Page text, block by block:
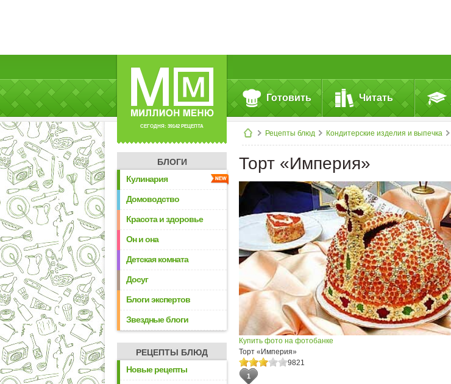
СЕГОДНЯ: 39142 РЕЦЕПТА
Готовить Читать
Рецепты блюд Кондитерские изделия и выпечка
БЛОГИ
Кулинария
Домоводство
Красота и здоровье
Он и она
Детская комната
Досуг
Блоги экспертов
Звездные блоги
РЕЦЕПТЫ БЛЮД
Новые рецепты
Торт «Империя»
Купить фото на фотобанке
Торт «Империя»
9821
1